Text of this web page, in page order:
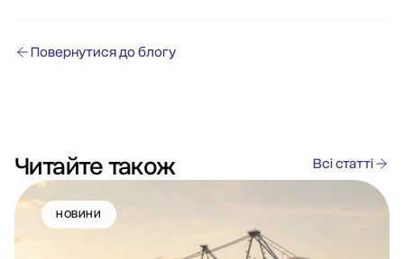
Повернутися до блогу
Читайте також Всі статті
НОВИНИ